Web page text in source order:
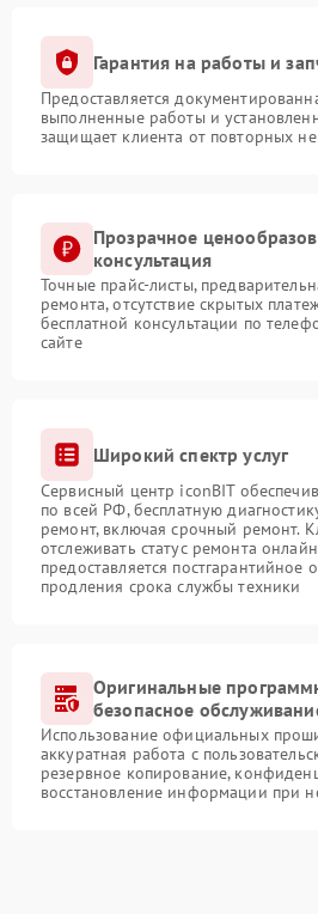
Гарантия на работы и
Предоставляется
выполненные работы и
защищает клиента от повторных
Прозрачное
консультация
Точные прайс-листы,
ремонта, отсутствие скрытых
бесплатной консультации по
сайте
Широкий спектр услуг
Сервисный центр iconBIT
по всей РФ, бесплатную
ремонт, включая срочный ремонт.
отслеживать статус ремонта
предоставляется постгарантийное
продления срока службы техники
Оригинальные
безопасное
Использование официальных
аккуратная работа с
резервное копирование,
восстановление информации при